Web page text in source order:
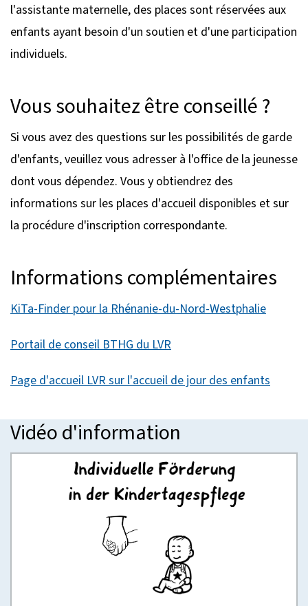
l'assistante maternelle, des places sont réservées aux
enfants ayant besoin d'un soutien et d'une participation
individuels.
Vous souhaitez être conseillé ?
Si vous avez des questions sur les possibilités de garde
d'enfants, veuillez vous adresser à l'office de la jeunesse
dont vous dépendez. Vous y obtiendrez des
informations sur les places d'accueil disponibles et sur
la procédure d'inscription correspondante.
Informations complémentaires
KiTa-Finder pour la Rhénanie-du-Nord-Westphalie
Portail de conseil BTHG du LVR
Page d'accueil LVR sur l'accueil de jour des enfants
Vidéo d'information